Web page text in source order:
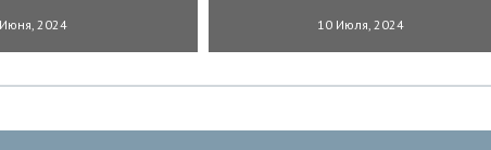
2024 10 Июля, 2024